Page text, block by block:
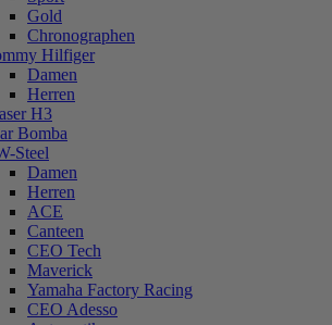
Gold
Chronographen
Hilfiger
Damen
Herren
H3
Bomba
Steel
Damen
Herren
ACE
Canteen
CEO Tech
Maverick
Yamaha Factory Racing
CEO Adesso